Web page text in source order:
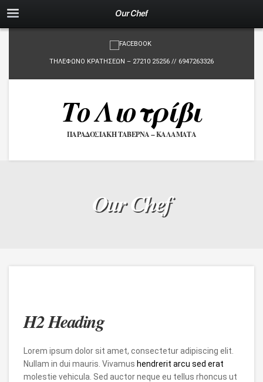
Our Chef
ΤΗΛΕΦΩΝΟ ΚΡΑΤΗΣΕΩΝ – 27210 25256 // 6947263326
Το Λιοτρίβι
ΠΑΡΑΔΟΣΙΑΚΗ ΤΑΒΕΡΝΑ -- ΚΑΛΑΜΑΤΑ
Our Chef
H2 Heading
Lorem ipsum dolor sit amet, consectetur adipiscing elit.
Nullam in dui mauris. Vivamus hendrerit arcu sed erat
molestie vehicula. Sed auctor neque eu tellus rhoncus ut